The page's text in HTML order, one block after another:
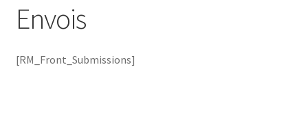
Envois
[RM_Front_Submissions]